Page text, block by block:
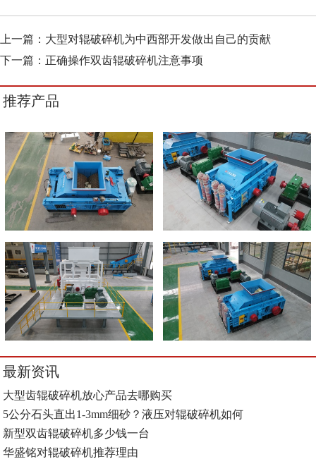
上一篇： 大型对辊破碎机为中西部开发做出自己的贡献
下一篇： 正确操作双齿辊破碎机注意事项
推荐产品
最新资讯
大型齿辊破碎机放心产品去哪购买
5公分石头直出1-3mm细砂？液压对辊破碎机如何
新型双齿辊破碎机多少钱一台
华盛铭对辊破碎机推荐理由